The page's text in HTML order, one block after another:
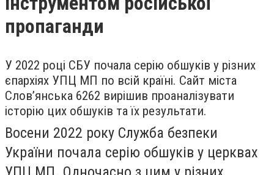
пропаганди
У 2022 році СБУ почала серію обшуків у різних
єпархіях УПЦ МП по всій країні. Сайт міста
Словʼянська 6262 вирішив проаналізувати
історію цих обшуків та їх результати.
Восени 2022 року Служба безпеки
України почала серію обшуків у церквах